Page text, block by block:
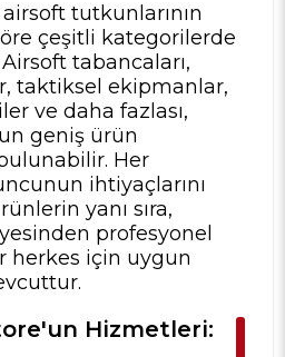
tutkunlarının
çeşitli kategorilerde
tabancaları,
taktiksel ekipmanlar,
ve daha fazlası,
geniş ürün
Her
ihtiyaçlarını
yanı sıra,
profesyonel
herkes için uygun
Hizmetleri: